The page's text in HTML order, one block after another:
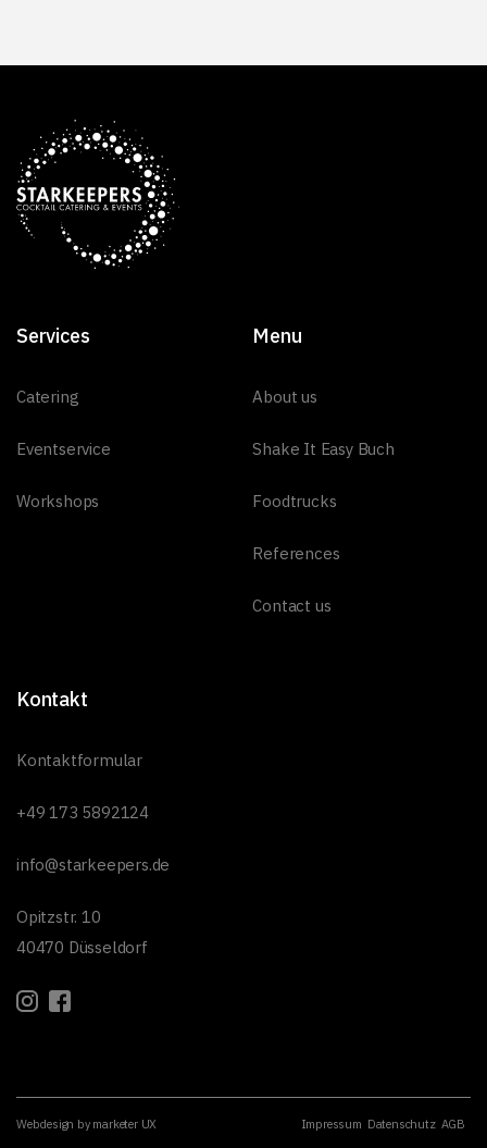
Services
Catering
Eventservice
Workshops
Menu
About us
Shake It Easy Buch
Foodtrucks
References
Contact us
Kontakt
Kontaktformular
+49 173 5892124
info@starkeepers.de
Opitzstr. 10
40470 Düsseldorf
Webdesign by marketer UX Impressum Datenschutz AGB